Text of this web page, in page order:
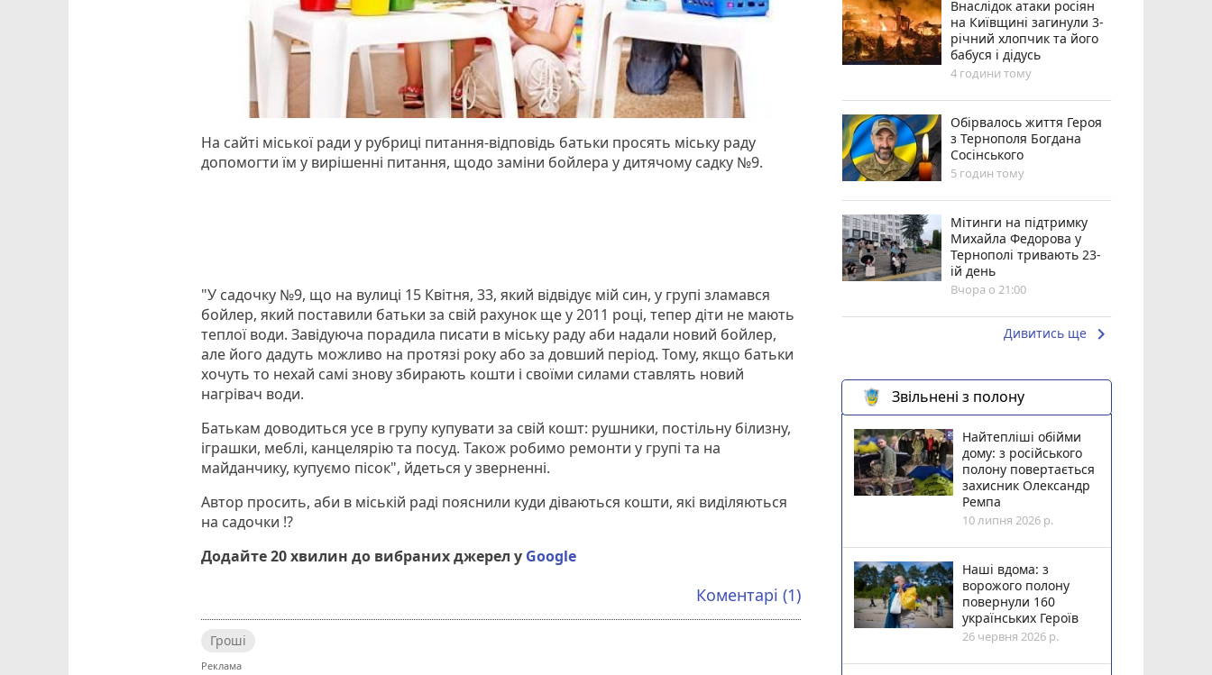
На сайті міської ради у рубриці питання-відповідь батьки просять міську раду
допомогти їм у вирішенні питання, щодо заміни бойлера у дитячому садку №9.
"У садочку №9, що на вулиці 15 Квітня, 33, який відвідує мій син, у групі зламався
бойлер, який поставили батьки за свій рахунок ще у 2011 році, тепер діти не мають
теплої води. Завідуюча порадила писати в міську раду аби надали новий бойлер,
але його дадуть можливо на протязі року або за довший період. Тому, якщо батьки
хочуть то нехай самі знову збирають кошти і своїми силами ставлять новий
нагрівач води.
Батькам доводиться усе в групу купувати за свій кошт: рушники, постільну білизну,
іграшки, меблі, канцелярію та посуд. Також робимо ремонти у групі та на
майданчику, купуємо пісок", йдеться у зверненні.
Автор просить, аби в міській раді пояснили куди діваються кошти, які виділяються
на садочки !?
Додайте 20 хвилин до вибраних джерел у Google
Коментарі (1)
Гроші
Внаслідок атаки росіян
на Київщині загинули 3-
річний хлопчик та його
бабуся і дідусь
4 години тому
Обірвалось життя Героя
з Тернополя Богдана
Сосінського
5 годин тому
Мітинги на підтримку
Михайла Федорова у
Тернополі тривають 23-
ій день
Вчора о 21:00
Дивитись ще keyboard_arrow_right
Звільнені з полону
Найтепліші обійми
дому: з російського
полону повертається
захисник Олександр
Ремпа
10 липня 2026 р.
Наші вдома: з
ворожого полону
повернули 160
українських Героїв
26 червня 2026 р.